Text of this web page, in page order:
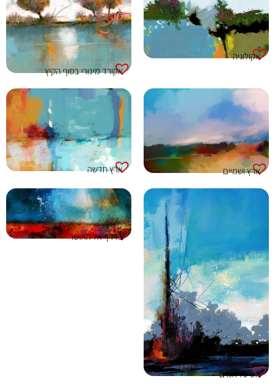
אקולוגיה
אקורד מינורי בסוף הקיץ
ארץ ושמיים ארץ חדשה
אש על המים
בדרך אל האושר